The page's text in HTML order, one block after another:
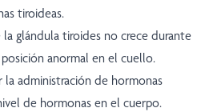
tiroideas.
la glándula tiroides no crece durante
anormal en el cuello.
administración de hormonas
de hormonas en el cuerpo.